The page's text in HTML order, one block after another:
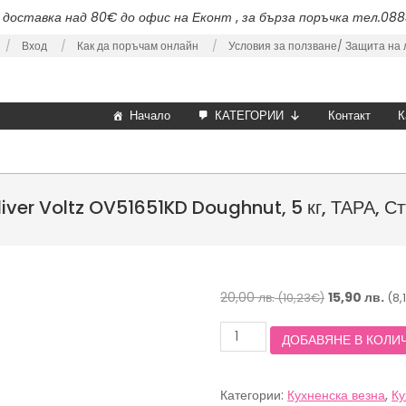
над 80€ до офис на Еконт , за бърза поръчка
Вход Как да поръчам онлайн Условия за ползване/ Защита на
Начало КАТЕГОРИИ Контакт
Voltz OV51651KD Doughnut, 5 кг, ТАРА,
20,00лв.(10,23€) Original
was:
15,90лв.
количество
Oliver
ДОБАВЯНЕ В
Категории: Кухненска везна,